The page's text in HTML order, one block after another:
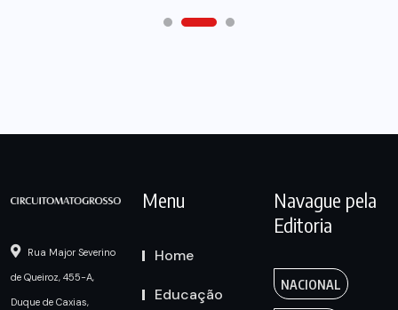
Rua Major Severino
de Queiroz, 455-A,
Duque de Caxias,
Menu
Home
Educação
Navague pela
Editoria
NACIONAL